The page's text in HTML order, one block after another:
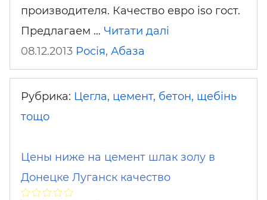
производителя. Качество евро iso гост.
Предлагаем … Читати далі
08.12.2013 Росія, Абаза
Рубрика: Цегла, цемент, бетон, щебінь
тощо
Цены ниже на цемент шлак золу в
Донецке Луганск качество